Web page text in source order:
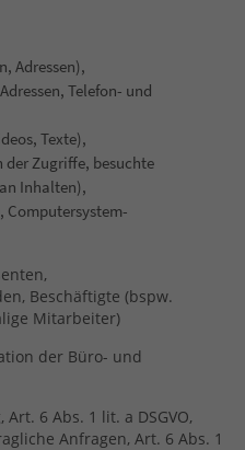
Adressen),
Telefon- und
Texte),
der Zugriffe, besuchte
Inhalten),
Computersystem-
Beschäftigte (bspw.
Mitarbeiter)
der Büro- und
6 Abs. 1 lit. a DSGVO,
Anfragen, Art. 6 Abs. 1